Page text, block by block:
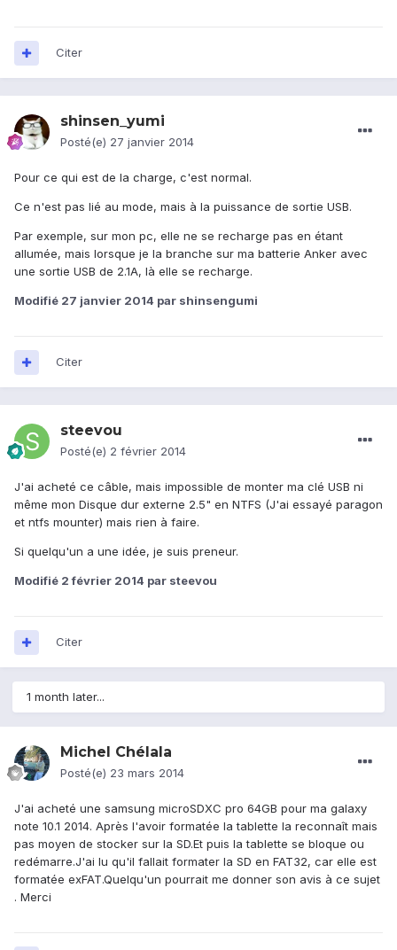
Citer
shinsen_yumi
Posté(e) 27 janvier 2014
Pour ce qui est de la charge, c'est normal.
Ce n'est pas lié au mode, mais à la puissance de sortie USB.
Par exemple, sur mon pc, elle ne se recharge pas en étant
allumée, mais lorsque je la branche sur ma batterie Anker avec
une sortie USB de 2.1A, là elle se recharge.
Modifié 27 janvier 2014 par shinsengumi
Citer
steevou
Posté(e) 2 février 2014
J'ai acheté ce câble, mais impossible de monter ma clé USB ni
même mon Disque dur externe 2.5" en NTFS (J'ai essayé paragon
et ntfs mounter) mais rien à faire.
Si quelqu'un a une idée, je suis preneur.
Modifié 2 février 2014 par steevou
Citer
1 month later...
Michel Chélala
Posté(e) 23 mars 2014
J'ai acheté une samsung microSDXC pro 64GB pour ma galaxy
note 10.1 2014. Après l'avoir formatée la tablette la reconnaît mais
pas moyen de stocker sur la SD.Et puis la tablette se bloque ou
redémarre.J'ai lu qu'il fallait formater la SD en FAT32, car elle est
formatée exFAT.Quelqu'un pourrait me donner son avis à ce sujet
. Merci